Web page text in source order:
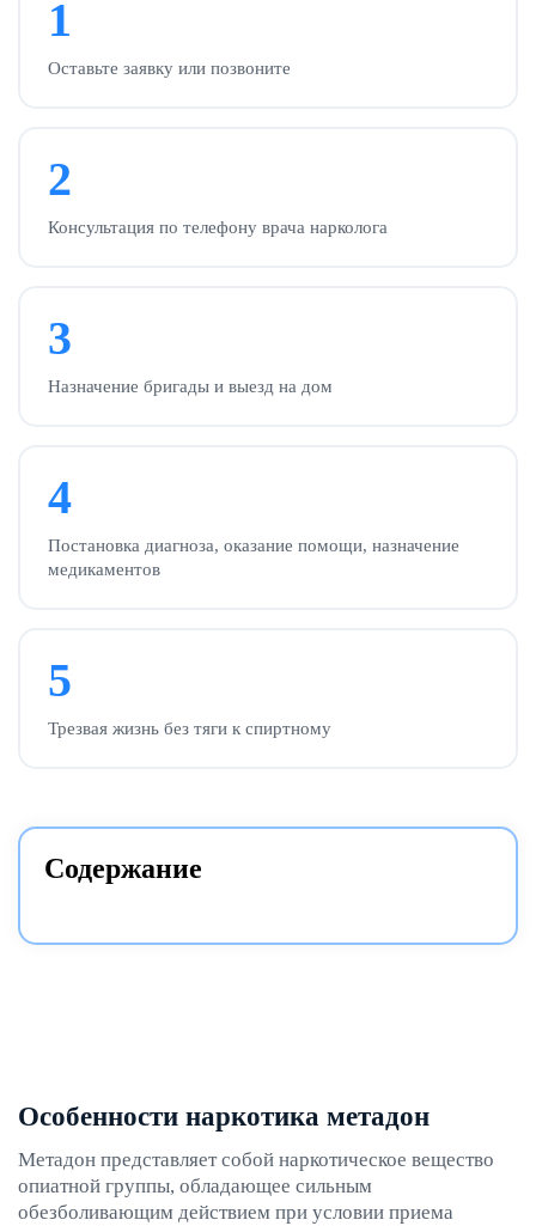
1
Оставьте заявку или позвоните
2
Консультация по телефону врача нарколога
3
Назначение бригады и выезд на дом
4
Постановка диагноза, оказание помощи, назначение
медикаментов
5
Трезвая жизнь без тяги к спиртному
Содержание
Особенности наркотика метадон
Метадон представляет собой наркотическое вещество
опиатной группы, обладающее сильным
обезболивающим действием при условии приема